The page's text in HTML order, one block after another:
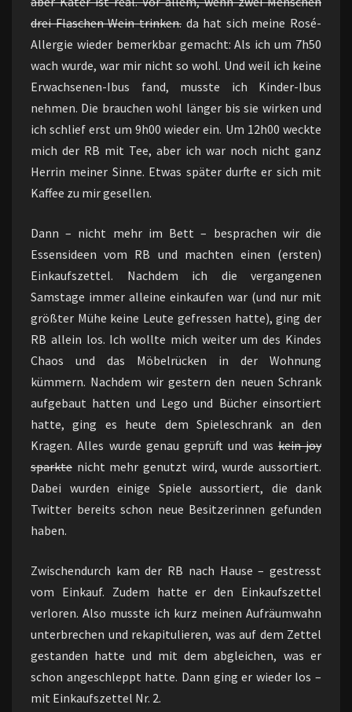
drei Flaschen Wein trinken.da hat sich meine Rosé-
Allergie wieder bemerkbar gemacht: Als ich um 7h50
wach wurde, war mir nicht so wohl. Und weil ich keine
Erwachsenen-Ibus fand, musste ich Kinder-Ibus
nehmen. Die brauchen wohl länger bis sie wirken und
ich schlief erst um 9h00 wieder ein. Um 12h00 weckte
mich der RB mit Tee, aber ich war noch nicht ganz
Herrin meiner Sinne. Etwas später durfte er sich mit
Kaffee zu mir gesellen.
Dann – nicht mehr im Bett – besprachen wir die
Essensideen vom RB und machten einen (ersten)
Einkaufszettel. Nachdem ich die vergangenen
Samstage immer alleine einkaufen war (und nur mit
größter Mühe keine Leute gefressen hatte), ging der
RB allein los. Ich wollte mich weiter um des Kindes
Chaos und das Möbelrücken in der Wohnung
kümmern. Nachdem wir gestern den neuen Schrank
aufgebaut hatten und Lego und Bücher einsortiert
hatte, ging es heute dem Spieleschrank an den
Kragen. Alles wurde genau geprüft und waskein joy
sparkte nicht mehr genutzt wird, wurde aussortiert.
Dabei wurden einige Spiele aussortiert, die dank
Twitter bereits schon neue Besitzerinnen gefunden
haben.
Zwischendurch kam der RB nach Hause – gestresst
vom Einkauf. Zudem hatte er den Einkaufszettel
verloren. Also musste ich kurz meinen Aufräumwahn
unterbrechen und rekapitulieren, was auf dem Zettel
gestanden hatte und mit dem abgleichen, was er
schon angeschleppt hatte. Dann ging er wieder los –
mit Einkaufszettel Nr. 2.